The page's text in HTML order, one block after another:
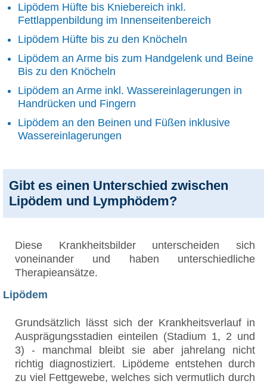
Lipödem Hüfte bis Kniebereich inkl.
Fettlappenbildung im Innenseitenbereich
Lipödem Hüfte bis zu den Knöcheln
Lipödem an Arme bis zum Handgelenk und Beine
Bis zu den Knöcheln
Lipödem an Arme inkl. Wassereinlagerungen in
Handrücken und Fingern
Lipödem an den Beinen und Füßen inklusive
Wassereinlagerungen
Gibt es einen Unterschied zwischen
Lipödem und Lymphödem?
Diese Krankheitsbilder unterscheiden sich
voneinander und haben unterschiedliche
Therapieansätze.
Lipödem
Grundsätzlich lässt sich der Krankheitsverlauf in
Ausprägungsstadien einteilen (Stadium 1, 2 und
3) - manchmal bleibt sie aber jahrelang nicht
richtig diagnostiziert. Lipödeme entstehen durch
zu viel Fettgewebe, welches sich vermutlich durch